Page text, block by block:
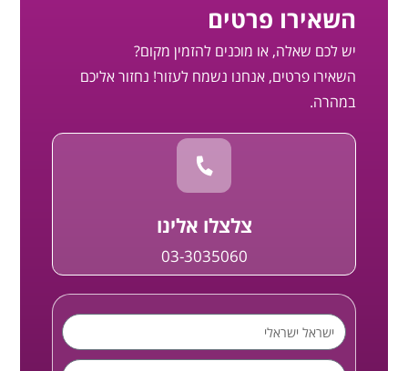
השאירו פרטים
יש לכם שאלה, או מוכנים להזמין מקום?
השאירו פרטים, אנחנו נשמח לעזור! נחזור אליכם
במהרה.
צלצלו אלינו
03-3035060